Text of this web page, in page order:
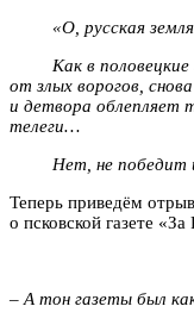
«О, русская земля!
Как в половецкие и
от злых ворогов,
и детвора облепляет
телеги…
Нет, не победит и
Теперь приведём
о псковской газете
– А тон газеты был